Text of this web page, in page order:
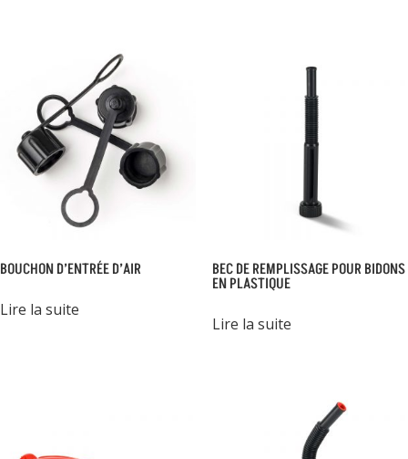
BOUCHON D’ENTRÉE D’AIR
Lire la suite
BEC DE REMPLISSAGE POUR BIDONS
EN PLASTIQUE
Lire la suite